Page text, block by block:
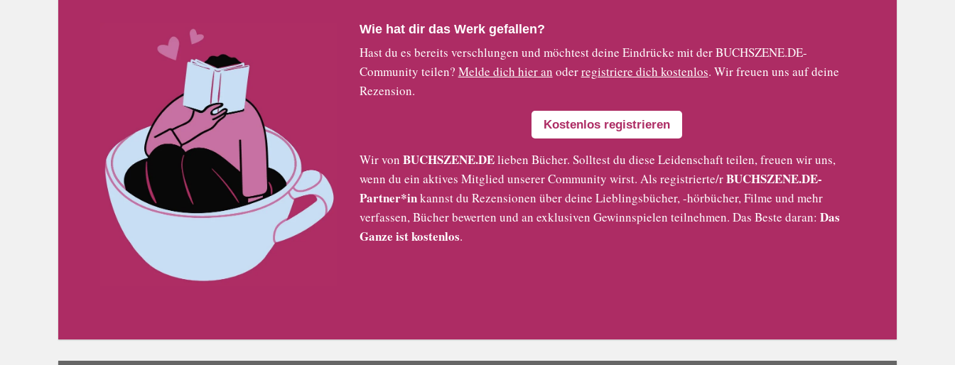
Wie hat dir das Werk gefallen?
Hast du es bereits verschlungen und möchtest deine Eindrücke mit der BUCHSZENE.DE-
Community teilen? Melde dich hier an oderregistriere dich kostenlos. Wir freuen uns auf deine
Rezension.
Kostenlos registrieren
Wir von BUCHSZENE.DElieben Bücher. Solltest du diese Leidenschaft teilen, freuen wir uns,
wenn du ein aktives Mitglied unserer Community wirst. Als registrierte/rBUCHSZENE.DE-
Partner*inkannst du Rezensionen über deine Lieblingsbücher, -hörbücher, Filme und mehr
verfassen, Bücher bewerten und an exklusiven Gewinnspielen teilnehmen. Das Beste daran: Das
Ganze ist kostenlos.